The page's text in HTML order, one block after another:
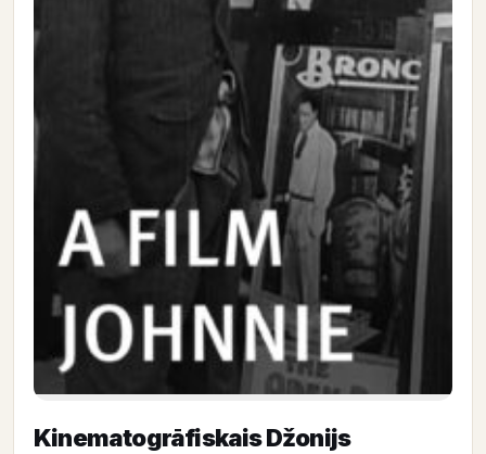
Kinematogrāfiskais Džonijs